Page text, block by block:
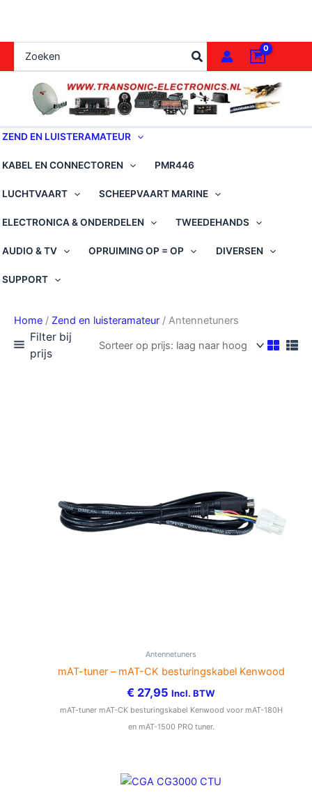
de
inhoud
naar:
ZEND EN LUISTERAMATEUR
KABEL EN CONNECTOREN PMR446
LUCHTVAART SCHEEPVAART MARINE
ELECTRONICA & ONDERDELEN TWEEDEHANDS
AUDIO & TV OPRUIMING OP = OP DIVERSEN
SUPPORT
Home / Zend en luisteramateur / Antennetuners
Filter bij
prijs
Antennetuners
mAT-tuner – mAT-CK besturingskabel Kenwood
€ 27,95 Incl. BTW
mAT-tuner mAT-CK besturingskabel Kenwood voor mAT-180H
en mAT-1500 PRO tuner.